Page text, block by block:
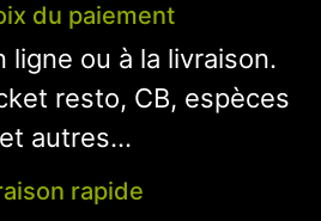
du paiement
ligne ou à la livraison.
resto, CB, espèces
et autres...
rapide